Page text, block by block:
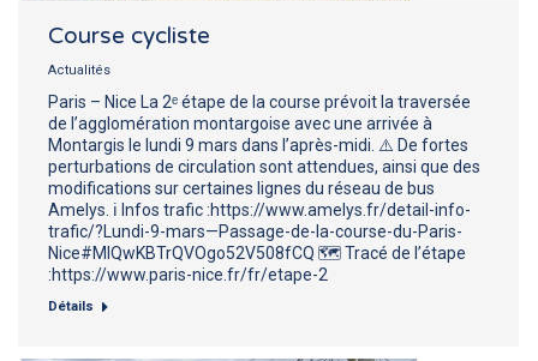
Course cycliste
Actualités
Paris – Nice La 2ᵉ étape de la course prévoit la traversée
de l’agglomération montargoise avec une arrivée à
Montargis le lundi 9 mars dans l’après-midi. ⚠️ De fortes
perturbations de circulation sont attendues, ainsi que des
modifications sur certaines lignes du réseau de bus
Amelys. ℹ️ Infos trafic :https://www.amelys.fr/detail-info-
trafic/?Lundi-9-mars—Passage-de-la-course-du-Paris-
Nice#MIQwKBTrQVOgo52V508fCQ 🗺️ Tracé de l’étape
:https://www.paris-nice.fr/fr/etape-2
Détails